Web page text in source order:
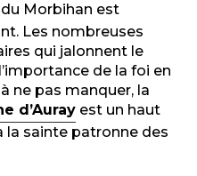
du Morbihan est
Les nombreuses
qui jalonnent le
de la foi en
ne pas manquer, la
d’Auray est un haut
la sainte patronne des